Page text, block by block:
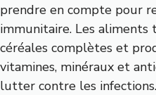
prendre en compte pour
immunitaire. Les
céréales complètes et
vitamines, minéraux et
lutter contre les